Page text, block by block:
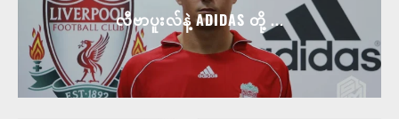
လီဗာပူးလ်နဲ့ ADIDAS တို့ ...